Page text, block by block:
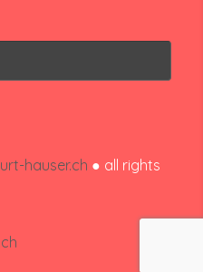
hauser.ch ● all rights